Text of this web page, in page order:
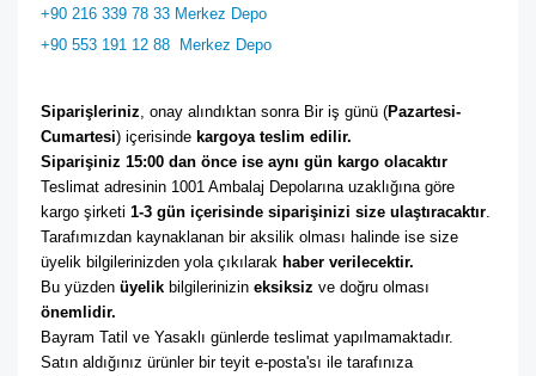
+90 216 339 78 33 Merkez Depo
+90 553 191 12 88 Merkez Depo
Siparişleriniz , onay alındıktan sonra Bir iş günü (Pazartesi-
Cumartesi) içerisinde kargoya teslim edilir.
Siparişiniz 15:00 dan önce ise aynı gün kargo olacaktır
Teslimat adresinin 1001 Ambalaj Depolarına uzaklığına göre
kargo şirketi 1-3 gün içerisinde siparişinizi size ulaştıracaktır
Tarafımızdan kaynaklanan bir aksilik olması halinde ise size
üyelik bilgilerinizden yola çıkılarak haber verilecektir.
Bu yüzden üyelik bilgilerinizin eksiksiz
önemlidir.
Bayram Tatil ve Yasaklı günlerde teslimat yapılmamaktadır.